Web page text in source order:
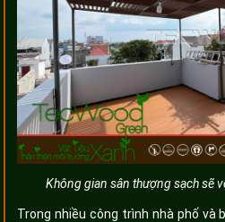
Không gian sân thượng sạch sẽ
Trong nhiều công trình nhà phố